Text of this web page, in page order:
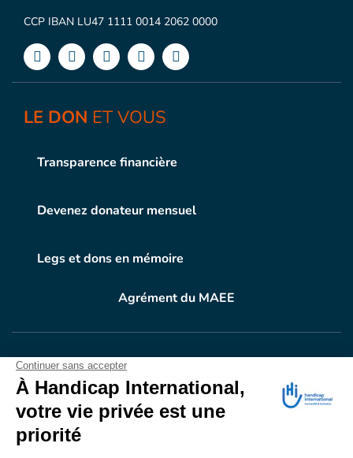
CCP IBAN LU47 1111 0014 2062 0000
LE DON ET VOUS
Transparence financière
Devenez donateur mensuel
Legs et dons en mémoire
Agrément du MAEE
VOTRE DONEN ACTION
Grâce à vous, en 2025, 400.689 personnes ont
bénéficié d’appareillage et d’activités de réadaptation.
Merci pour votre générosité.